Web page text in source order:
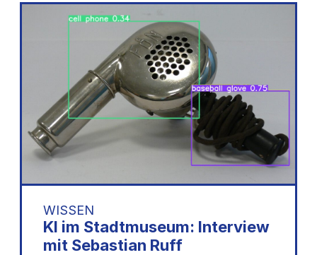
WISSEN
KI im Stadtmuseum: Interview
mit Sebastian Ruff